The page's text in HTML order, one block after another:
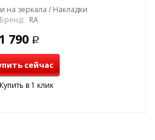
на зеркала / Накладки
Бренд: RA
1 790 Р
сейчас
Купить в 1 клик